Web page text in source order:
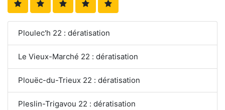
Ploulec'h 22 : dératisation
Le Vieux-Marché 22 : dératisation
Plouëc-du-Trieux 22 : dératisation
Pleslin-Trigavou 22 : dératisation